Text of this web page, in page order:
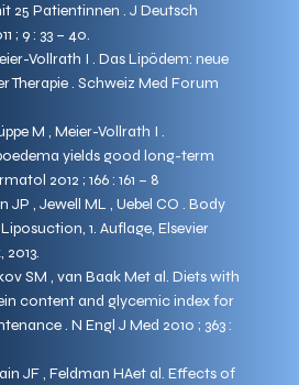
25 Patientinnen . J Deutsch
; 9 : 33 – 40.
Vollrath I . Das Lipödem: neue
Therapie . Schweiz Med Forum
M , Meier-Vollrath I .
yields good long-term
2012 ; 166 : 161 – 8
JP , Jewell ML , Uebel CO . Body
1. Auflage, Elsevier
2013.
SM , van Baak Met al. Diets with
content and glycemic index for
. N Engl J Med 2010 ; 363 :
JF , Feldman HAet al. Effects of